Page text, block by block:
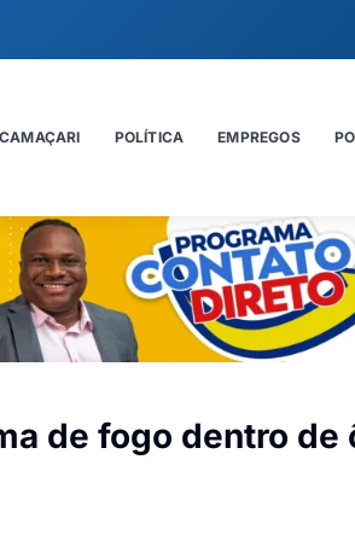
CAMAÇARI POLÍTICA EMPREGOS
de fogo dentro de